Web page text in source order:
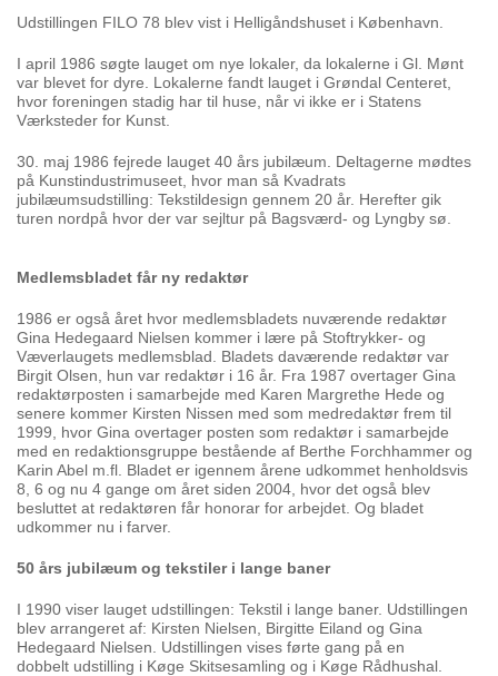
Udstillingen FILO 78 blev vist i Helligåndshuset i København.
I april 1986 søgte lauget om nye lokaler, da lokalerne i Gl. Mønt
var blevet for dyre. Lokalerne fandt lauget i Grøndal Centeret,
hvor foreningen stadig har til huse, når vi ikke er i Statens
Værksteder for Kunst.
30. maj 1986 fejrede lauget 40 års jubilæum. Deltagerne mødtes
på Kunstindustrimuseet, hvor man så Kvadrats
jubilæumsudstilling: Tekstildesign gennem 20 år. Herefter gik
turen nordpå hvor der var sejltur på Bagsværd- og Lyngby sø.
Medlemsbladet får ny redaktør
1986 er også året hvor medlemsbladets nuværende redaktør
Gina Hedegaard Nielsen kommer i lære på Stoftrykker- og
Væverlaugets medlemsblad. Bladets daværende redaktør var
Birgit Olsen, hun var redaktør i 16 år. Fra 1987 overtager Gina
redaktørposten i samarbejde med Karen Margrethe Hede og
senere kommer Kirsten Nissen med som medredaktør frem til
1999, hvor Gina overtager posten som redaktør i samarbejde
med en redaktionsgruppe bestående af Berthe Forchhammer og
Karin Abel m.fl. Bladet er igennem årene udkommet henholdsvis
8, 6 og nu 4 gange om året siden 2004, hvor det også blev
besluttet at redaktøren får honorar for arbejdet. Og bladet
udkommer nu i farver.
50 års jubilæum og tekstiler i lange baner
I 1990 viser lauget udstillingen: Tekstil i lange baner. Udstillingen
blev arrangeret af: Kirsten Nielsen, Birgitte Eiland og Gina
Hedegaard Nielsen. Udstillingen vises førte gang på en
dobbelt udstilling i Køge Skitsesamling og i Køge Rådhushal.